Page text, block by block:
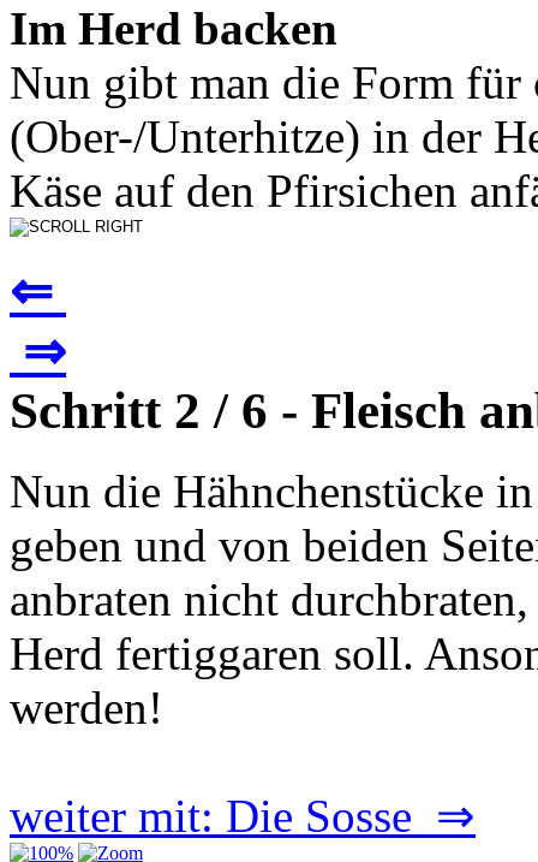
Im Herd backen
Nun gibt man die Form für
(Ober-/Unterhitze) in der
Käse auf den Pfirsichen
⇐
⇒
Schritt 2 / 6 - Fleisch
Nun die Hähnchenstücke
geben und von beiden
anbraten nicht
Herd fertiggaren soll.
werden!
weiter mit: Die Sosse ⇒